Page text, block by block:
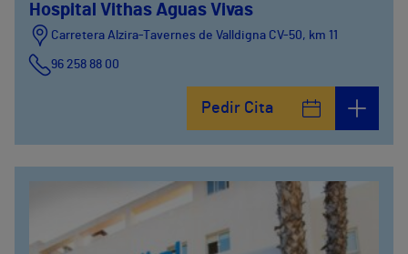
Hospital Vithas Aguas Vivas
Carretera Alzira-Tavernes de Valldigna CV-50, km 11
96 258 88 00
Pedir Cita